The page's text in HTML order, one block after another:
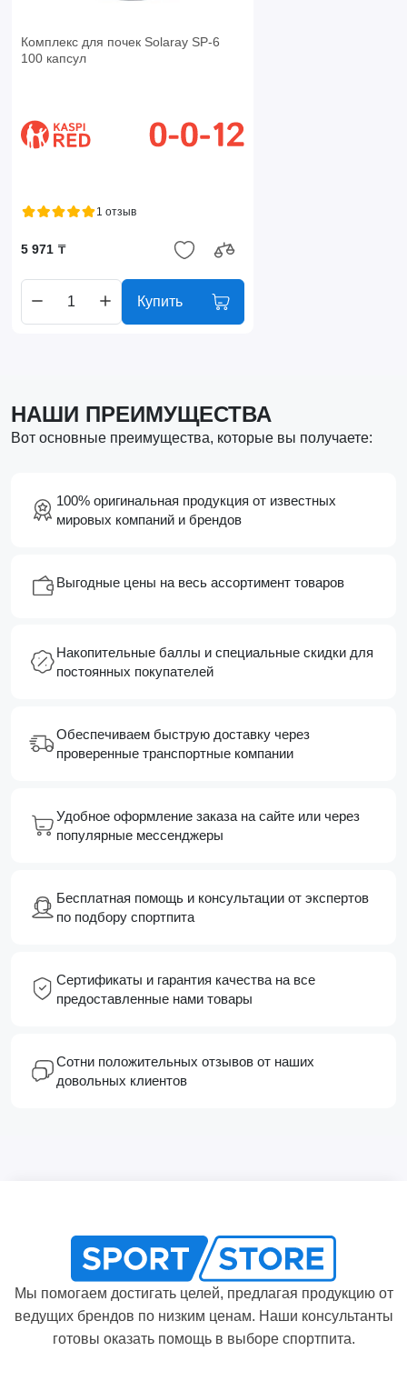
Комплекс для почек Solaray SP-6
100 капсул
1 отзыв
5 971 ₸
Купить
НАШИ ПРЕИМУЩЕСТВА
Вот основные преимущества, которые вы получаете:
100% оригинальная продукция от известных
мировых компаний и брендов
Выгодные цены на весь ассортимент товаров
Накопительные баллы и специальные скидки для
постоянных покупателей
Обеспечиваем быструю доставку через
проверенные транспортные компании
Удобное оформление заказа на сайте или через
популярные мессенджеры
Бесплатная помощь и консультации от экспертов
по подбору спортпита
Сертификаты и гарантия качества на все
предоставленные нами товары
Сотни положительных отзывов от наших
довольных клиентов
Мы помогаем достигать целей, предлагая продукцию от
ведущих брендов по низким ценам. Наши консультанты
готовы оказать помощь в выборе спортпита.